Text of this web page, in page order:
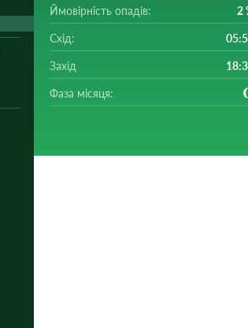
Ймовірність опадів: 2
Схід:
Захід
Фаза місяця: